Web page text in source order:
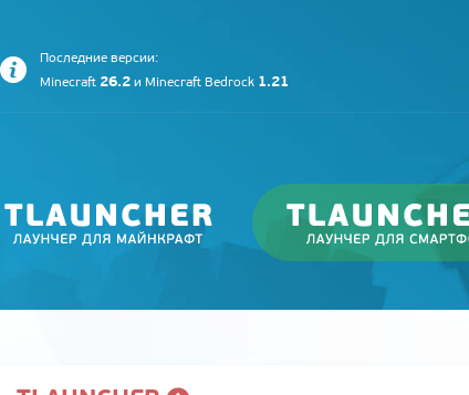
Последние версии:
Minecraft 26.2 и Minecraft Bedrock 1.21